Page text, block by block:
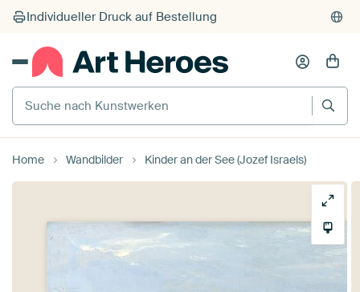
Individueller Druck auf Bestellung
Suche nach Kunstwerken
Home Wandbilder Kinder an der See (Jozef Israels)